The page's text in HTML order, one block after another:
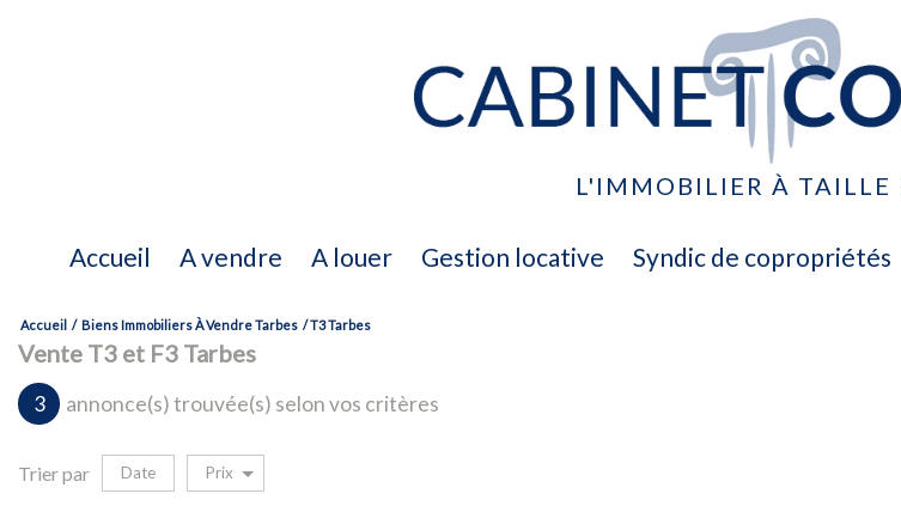
L'IMMOBILIER À TAILLE
accueil a vendre
a vendre
biens vendus
a louer gestion locative syndic de copropriétés
Accueil Biens Immobiliers À Vendre Tarbes T3 Tarbes
Vente T3 et F3 Tarbes
3 annonce(s) trouvée(s) selon vos critères
Vente
Trier par Date Prix